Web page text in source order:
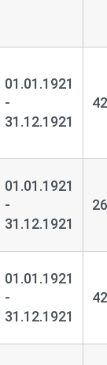
01.01.1921
-
31.12.1921
42
01.01.1921
-
31.12.1921
01.01.1921
-
31.12.1921
42